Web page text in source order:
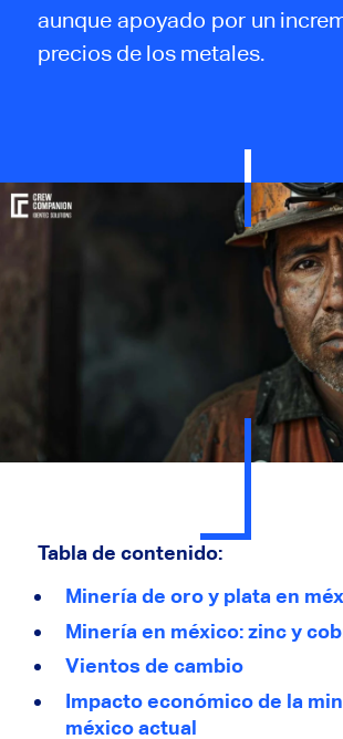
aunque apoyado por un
precios de los metales.
Tabla de contenido:
Minería de oro y plata en
Minería en méxico: zinc y
Vientos de cambio
Impacto económico de la
méxico actual